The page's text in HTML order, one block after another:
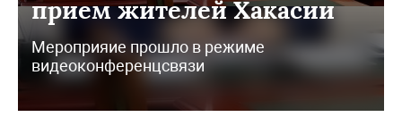
прием жителей Хакасии
Мероприяие прошло в режиме
видеоконференцсвязи